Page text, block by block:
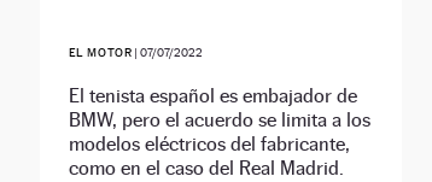
EL MOTOR |07/07/2022
El tenista español es embajador de
BMW, pero el acuerdo se limita a los
modelos eléctricos del fabricante,
como en el caso del Real Madrid.